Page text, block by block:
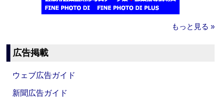
もっと見る »
広告掲載
ウェブ広告ガイド
新聞広告ガイド